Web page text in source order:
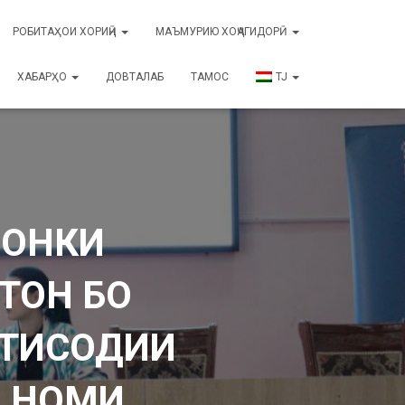
РОБИТАҲОИ ХОРИҶӢ МАЪМУРИЮ ХОҶАГИДОРӢ
ХАБАРҲО ДОВТАЛАБ ТАМОС TJ
БО